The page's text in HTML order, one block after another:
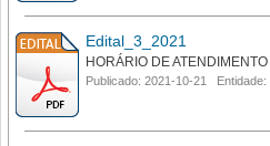
Edital_3_2021
HORÁRIO DE ATENDIMENTO
Publicado: 2021-10-21